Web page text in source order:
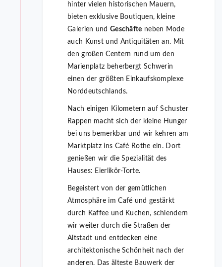
hinter vielen historischen Mauern,
bieten exklusive Boutiquen, kleine
Galerien und Geschäfte neben Mode
auch Kunst und Antiquitäten an. Mit
den großen Centern rund um den
Marienplatz beherbergt Schwerin
einen der größten Einkaufskomplexe
Norddeutschlands.
Nach einigen Kilometern auf Schuster
Rappen macht sich der kleine Hunger
bei uns bemerkbar und wir kehren am
Marktplatz ins Café Rothe ein. Dort
genießen wir die Spezialität des
Hauses: Eierlikör-Torte.
Begeistert von der gemütlichen
Atmosphäre im Café und gestärkt
durch Kaffee und Kuchen, schlendern
wir weiter durch die Straßen der
Altstadt und entdecken eine
architektonische Schönheit nach der
anderen. Das älteste Bauwerk der